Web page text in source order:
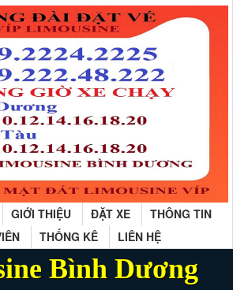
GIỚI THIỆU ĐẶT XE
THÔNG TIN
THỐNG KÊ LIÊN HỆ
Bình Dương